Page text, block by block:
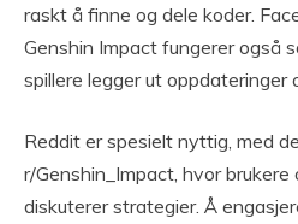
raskt å finne og dele koder.
Genshin Impact fungerer også
spillere legger ut oppdateringer
Reddit er spesielt nyttig, med
r/Genshin_Impact, hvor
diskuterer strategier. Å